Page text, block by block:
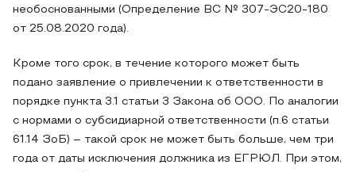
необоснованными (Определение ВС № 307-ЭС20-180
от 25.08.2020 года).
Кроме того срок, в течение которого может быть
подано заявление о привлечении к ответственности в
порядке пункта 3.1 статьи 3 Закона об ООО. По аналогии
с нормами о субсидиарной ответственности (п.6 статьи
61.14 ЗоБ) – такой срок не может быть больше, чем три
года от даты исключения должника из ЕГРЮЛ. При этом,